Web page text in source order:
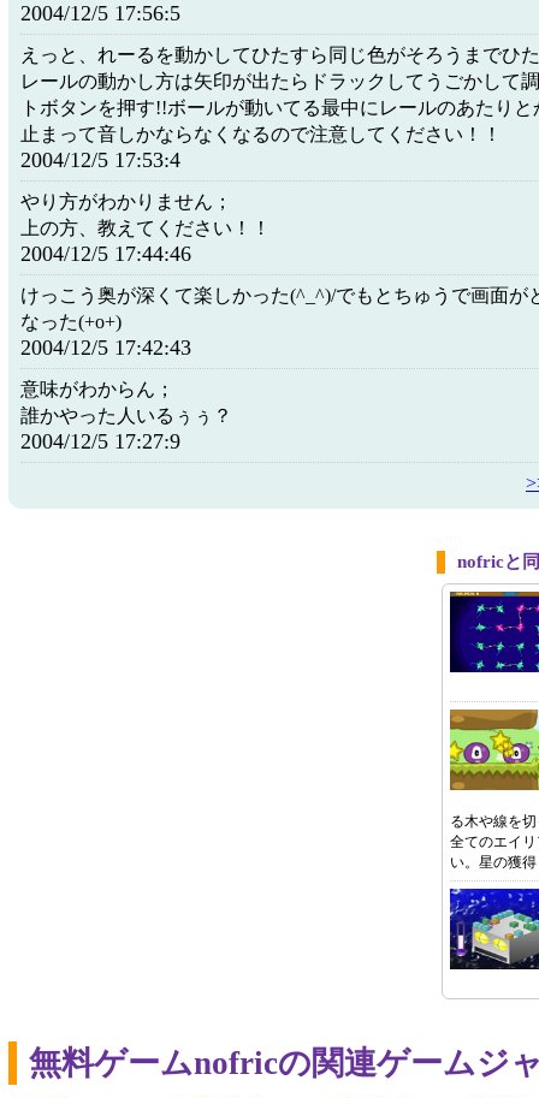
2004/12/5 17:56:5
えっと、れーるを動かしてひたすら同じ色がそろうまでひ
レールの動かし方は矢印が出たらドラックしてうごかして
トボタンを押す!!ボールが動いてる最中にレールのあたり
止まって音しかならなくなるので注意してください！！
2004/12/5 17:53:4
やり方がわかりません；
上の方、教えてください！！
2004/12/5 17:44:46
けっこう奥が深くて楽しかった(^_^)/でもとちゅうで画面が
なった(+o+)
2004/12/5 17:42:43
意味がわからん；
誰かやった人いるぅぅ？
2004/12/5 17:27:9
nofricと
る木や線を
全てのエイ
い。星の獲
無料ゲームnofricの関連ゲームジ